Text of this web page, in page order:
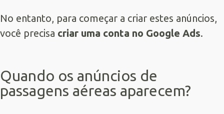
No entanto, para começar a criar estes anúncios,
você precisa criar uma conta no Google Ads.
Quando os anúncios de
passagens aéreas aparecem?